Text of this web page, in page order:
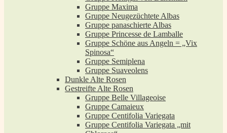
Gruppe Maxima
Gruppe Neugezüchtete Albas
Gruppe panaschierte Albas
Gruppe Princesse de Lamballe
Gruppe Schöne aus Angeln = „Vix
Spinosa“
Gruppe Semiplena
Gruppe Suaveolens
Dunkle Alte Rosen
Gestreifte Alte Rosen
Gruppe Belle Villageoise
Gruppe Camaieux
Gruppe Centifolia Variegata
Gruppe Centifolia Variegata „mit